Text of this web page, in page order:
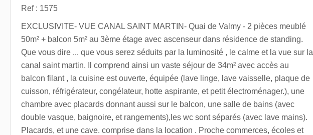
Ref : 1575
EXCLUSIVITE- VUE CANAL SAINT MARTIN- Quai de Valmy - 2 pièces meublé
50m² + balcon 5m² au 3ème étage avec ascenseur dans résidence de standing.
Que vous dire ... que vous serez séduits par la luminosité , le calme et la vue sur la
canal saint martin. Il comprend ainsi un vaste séjour de 34m² avec accès au
balcon filant , la cuisine est ouverte, équipée (lave linge, lave vaisselle, plaque de
cuisson, réfrigérateur, congélateur, hotte aspirante, et petit électroménager.), une
chambre avec placards donnant aussi sur le balcon, une salle de bains (avec
double vasque, baignoire, et rangements),les wc sont séparés (avec lave mains).
Placards, et une cave. comprise dans la location . Proche commerces, écoles et